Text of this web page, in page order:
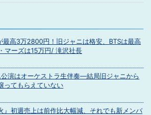
高3万2800円！旧ジャニは格安、BTSは最高
マーズは15万円/ 滝沢社長
演はオーケストラ生伴奏―結局旧ジャニから
ってもらえていない
初週売上は前作比大幅減、それでも新メンバ